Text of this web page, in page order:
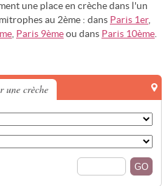
une place en crèche dans l'un
au 2ème : dans Paris 1er,
, Paris 9èmeou dans Paris 10ème.
une crèche